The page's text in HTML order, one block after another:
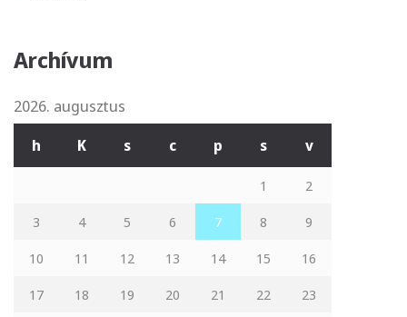
Archívum
2026. augusztus
h K s c p s v
1
2
3
4 5 6 7 8
9
10
11 12 13 14 15
16
17
18 19 20 21 22
23